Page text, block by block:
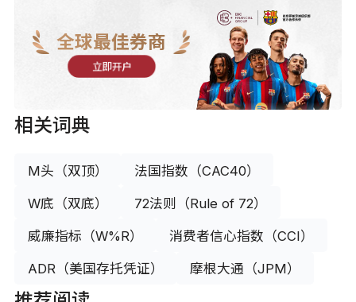
全球最佳券商
立即开户
相关词典
M头（双顶） 法国指数（CAC40）
W底（双底） 72法则（Rule of 72）
威廉指标（W%R） 消费者信心指数（CCI）
ADR（美国存托凭证） 摩根大通（JPM）